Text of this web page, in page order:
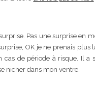
Pas une surprise en
OK je ne prenais
de période à risque. Il a
nicher dans mon ventre.